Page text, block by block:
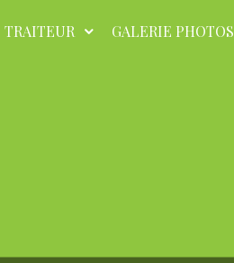
TRAITEUR GALERIE PHOTOS